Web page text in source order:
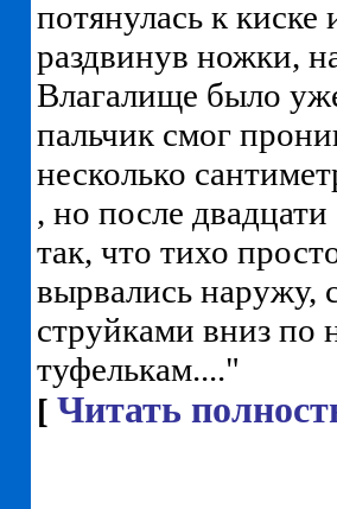
потянулась к киске
раздвинув ножки,
Влагалище было
пальчик смог
несколько
, но после
так, что тихо
вырвались наружу,
струйками вниз по
туфелькам...."
[ Читать